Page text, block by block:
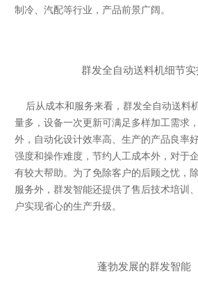
制冷、汽配等行业，产品前景广阔。
群发全自动送料机细
后从成本和服务来看，群发全自动送料
量多，设备一次更新可满足多样加工需求
外，自动化设计效率高、生产的产品良率
强度和操作难度，节约人工成本外，对于
有较大帮助。为了免除客户的后顾之忧，
服务外，群发智能还提供了售后技术培训
户实现省心的生产升级。
蓬勃发展的群发